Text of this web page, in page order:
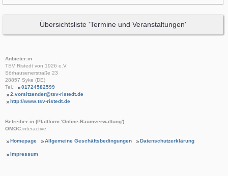
Übersichtsliste 'Termine und Veranstaltungen'
Anbieter:in
TSV Ristedt von 1926 e.V.
Sörhausenerstraße 23
28857 Syke (DE)
Tel.:
01724582599
2.vorsitzender@tsv-ristedt.de
http://www.tsv-ristedt.de
Betreiber:in (Plattform 'Online-Raumverwaltung')
OMOC.interactive
Homepage Allgemeine Geschäftsbedingungen Datenschutzerklärung
Impressum